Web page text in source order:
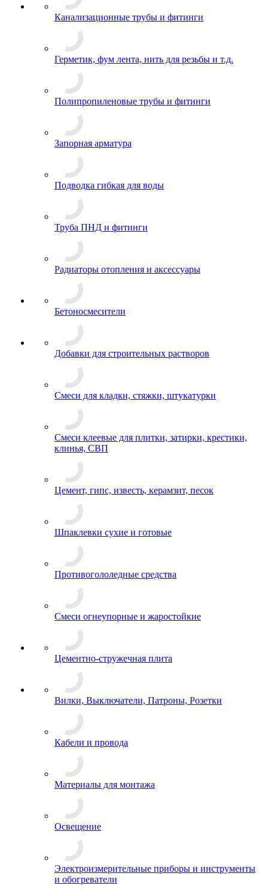
Канализационные трубы и фитинги
Герметик, фум лента, нить для резьбы и т.д.
Полипропиленовые трубы и фитинги
Запорная арматура
Подводка гибкая для воды
Труба ПНД и фитинги
Радиаторы отопления и аксессуары
Бетоносмесители
Добавки для строительных растворов
Смеси для кладки, стяжки, штукатурки
Смеси клеевые для плитки, затирки, крестики,
клинья, СВП
Цемент, гипс, известь, керамзит, песок
Шпаклевки сухие и готовые
Противогололедные средства
Смеси огнеупорные и жаростойкие
Цементно-стружечная плита
Вилки, Выключатели, Патроны, Розетки
Кабели и провода
Материалы для монтажа
Освещение
Электроизмерительные приборы и инструменты
и обогреватели